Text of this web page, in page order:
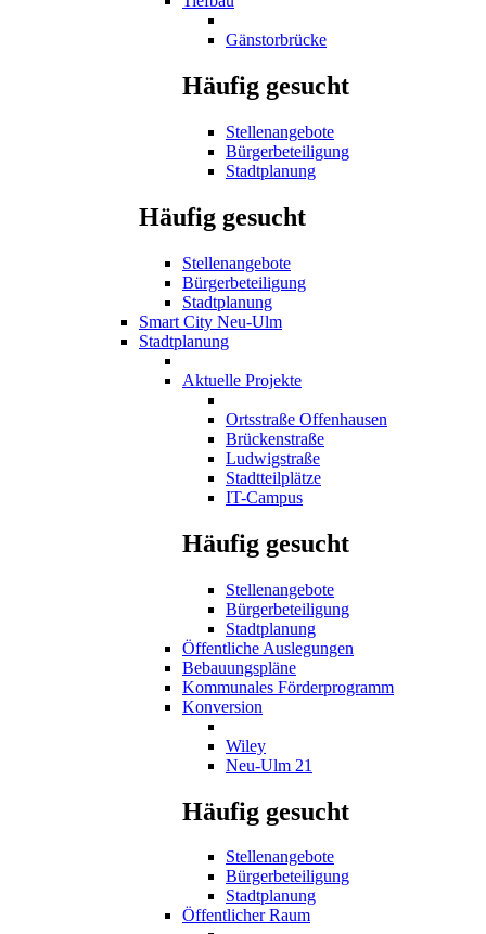
Gänstorbrücke
Häufig gesucht
Stellenangebote
Bürgerbeteiligung
Stadtplanung
Häufig gesucht
Stellenangebote
Bürgerbeteiligung
Stadtplanung
Smart City Neu-Ulm
Stadtplanung
Aktuelle Projekte
Ortsstraße Offenhausen
Brückenstraße
Ludwigstraße
Stadtteilplätze
IT-Campus
Häufig gesucht
Stellenangebote
Bürgerbeteiligung
Stadtplanung
Öffentliche Auslegungen
Bebauungspläne
Kommunales Förderprogramm
Konversion
Wiley
Neu-Ulm 21
Häufig gesucht
Stellenangebote
Bürgerbeteiligung
Stadtplanung
Öffentlicher Raum